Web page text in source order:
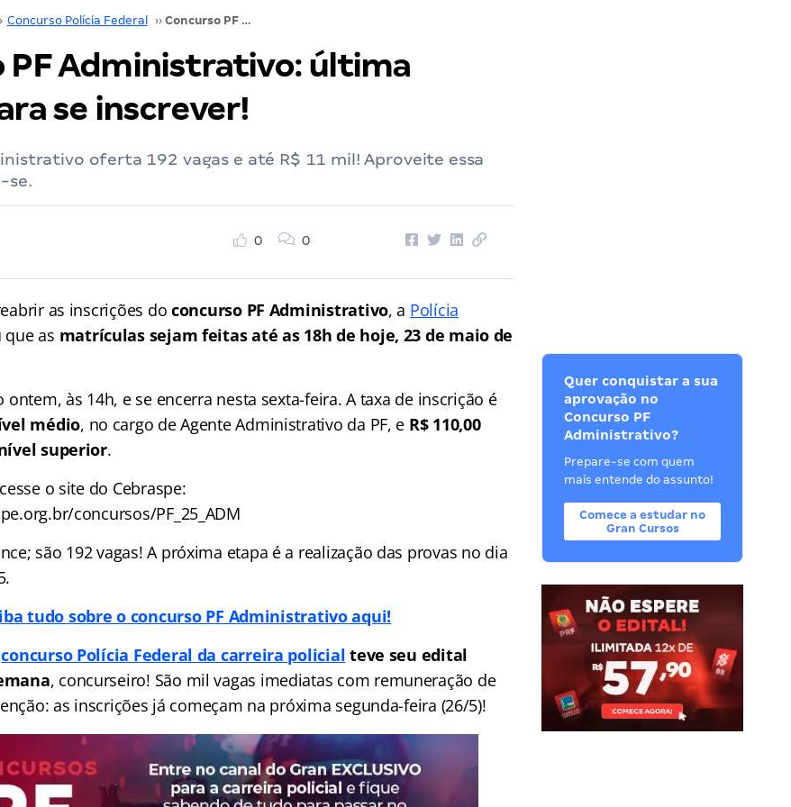
Concurso Polícia Federal ›› Concurso PF Administrativo: última chance para se inscrever!
PF Administrativo: última
se inscrever!
oferta 192 vagas e até R$ 11 mil! Aproveite essa
se.
0 0
as inscrições do concurso PF Administrativo, a Polícia
as matrículas sejam feitas até as 18h de hoje, 23 de maio de
ontem, às 14h, e se encerra nesta sexta-feira. A taxa de inscrição é
médio, no cargo de Agente Administrativo da PF, e R$ 110,00
superior.
o site do Cebraspe:
concursos/PF_25_ADM
são 192 vagas! A próxima etapa é a realização das provas no dia
tudo sobre o concurso PF Administrativo aqui!
concurso Polícia Federal da carreira policial teve seu edital
, concurseiro! São mil vagas imediatas com remuneração de
as inscrições já começam na próxima segunda-feira (26/5)!
Quer conquistar a sua
aprovação no
Concurso PF
Administrativo?
Prepare-se com quem
mais entende do assunto!
Comece a estudar no
Gran Cursos